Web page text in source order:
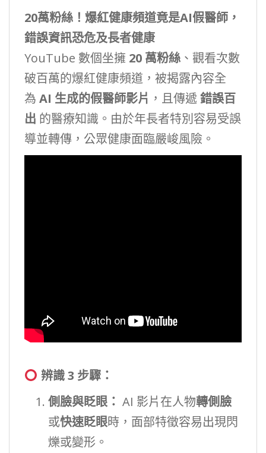
20萬粉絲！爆紅健康頻道竟是AI假醫師，
錯誤資訊恐危及長者健康
YouTube 數個坐擁 20 萬粉絲 、觀看次數
破百萬的爆紅健康頻道，被揭露內容全
為 AI 生成的假醫師影片 ，且傳遞 錯誤百
出 的醫療知識。由於年長者特別容易受誤
導並轉傳，公眾健康面臨嚴峻風險。
辨識 3 步驟：
側臉與眨眼： AI 影片在人物轉側臉
或快速眨眼時，面部特徵容易出現閃
爍或變形。